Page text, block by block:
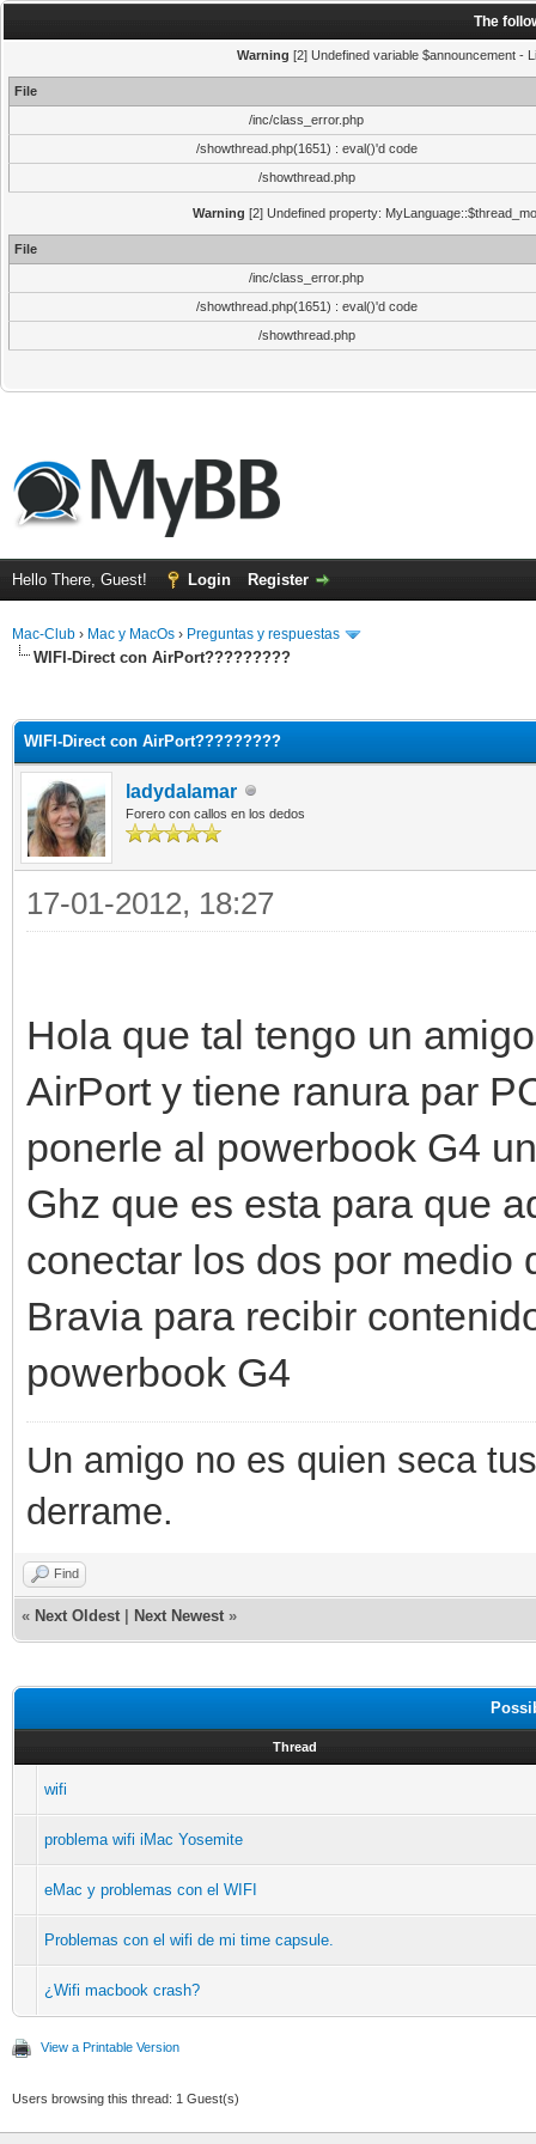
The
Warning [2] Undefined variable $announcement -
File
/inc/class_error.php
/showthread.php(1651) : eval()'d code
/showthread.php
Warning [2] Undefined property:
File
/inc/class_error.php
/showthread.php(1651) : eval()'d code
/showthread.php
Hello There, Guest! Login Register
Mac-Club › Mac y MacOs › Preguntas y respuestas
WIFI-Direct con AirPort?????????
WIFI-Direct con AirPort?????????
ladydalamar
Forero con callos en los dedos
17-01-2012, 18:27
Hola que tal tengo un
AirPort y tiene ranura par
ponerle al powerbook G4
Ghz que es esta para que
conectar los dos por medio
Bravia para recibir
powerbook G4
Un amigo no es quien seca
derrame.
Find
« Next Oldest Next Newest »
Thread
wifi
problema wifi iMac Yosemite
eMac y problemas con el WIFI
Problemas con el wifi de mi time capsule.
¿Wifi macbook crash?
View a Printable Version
Users browsing this thread: 1 Guest(s)